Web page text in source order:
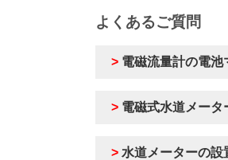
よくあるご質問
> 電磁流量計の電池
> 電磁式水道メータ
> 水道メーターの設